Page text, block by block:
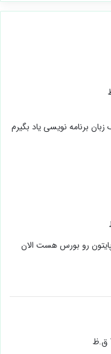
برنامه نویسی ياد بگیرم
رو بورس هست الان